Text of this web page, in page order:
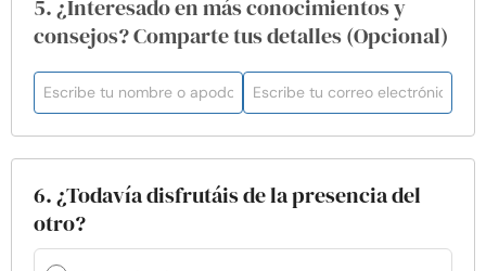
5. ¿Interesado en más conocimientos y
consejos? Comparte tus detalles (Opcional)
6. ¿Todavía disfrutáis de la presencia del
otro?